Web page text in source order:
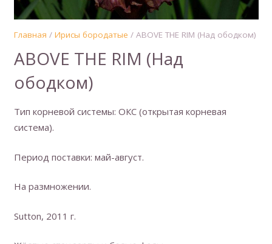
Главная / Ирисы бородатые / ABOVE THE RIM (Над ободком)
ABOVE THE RIM (Над
ободком)
Тип корневой системы: ОКС (открытая корневая
система).
Период поставки: май-август.
На размножении.
Sutton, 2011 г.